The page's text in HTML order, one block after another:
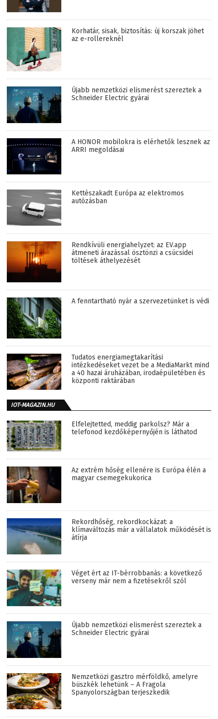
Korhatár, sisak, biztosítás: új korszak jöhet
az e-rollereknél
Újabb nemzetközi elismerést szereztek a
Schneider Electric gyárai
A HONOR mobilokra is elérhetők lesznek az
ARRI megoldásai
Kettészakadt Európa az elektromos
autózásban
Rendkívüli energiahelyzet: az EV.app
átmeneti árazással ösztönzi a csúcsidei
töltések áthelyezését
A fenntartható nyár a szervezetünket is védi
Tudatos energiamegtakarítási
intézkedéseket vezet be a MediaMarkt mind
a 40 hazai áruházában, irodaépületében és
központi raktárában
IOT-MAGAZIN.HU
Elfelejtetted, meddig parkolsz? Már a
telefonod kezdőképernyőjén is láthatod
Az extrém hőség ellenére is Európa élén a
magyar csemegekukorica
Rekordhőség, rekordkockázat: a
klímaváltozás már a vállalatok működését is
átírja
Véget ért az IT-bérrobbanás: a következő
verseny már nem a fizetésekről szól
Újabb nemzetközi elismerést szereztek a
Schneider Electric gyárai
Nemzetközi gasztro mérföldkő, amelyre
büszkék lehetünk – A Fragola
Spanyolországban terjeszkedik